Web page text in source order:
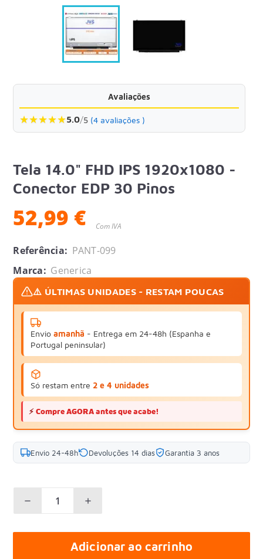
Avaliações
★★★★★5.0/5 (4 avaliações )
Tela 14.0" FHD IPS 1920x1080 -
Conector EDP 30 Pinos
52,99 € Com IVA
Referência: PANT-099
Marca: Generica
⚠️ ÚLTIMAS UNIDADES - RESTAM POUCAS
Envioamanhã - Entrega em 24-48h (Espanha e
Portugal peninsular)
Só restam entre 2 e 4 unidades
⚡Compre AGORA antes que acabe!
Envio 24-48h Devoluções 14 dias Garantia 3 anos
Adicionar ao carrinho